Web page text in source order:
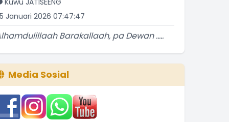
Januari 2026 07:47:47
Kuwu JATISEENG
Januari 2026 09:32:14
Para Kader Sub PPKBD Desa
............ !!
Media Sosial